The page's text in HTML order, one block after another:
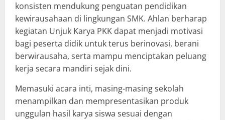
konsisten mendukung penguatan pendidikan
kewirausahaan di lingkungan SMK. Ahlan berharap
kegiatan Unjuk Karya PKK dapat menjadi motivasi
bagi peserta didik untuk terus berinovasi, berani
berwirausaha, serta mampu menciptakan peluang
kerja secara mandiri sejak dini.
Memasuki acara inti, masing-masing sekolah
menampilkan dan mempresentasikan produk
unggulan hasil karya siswa sesuai dengan